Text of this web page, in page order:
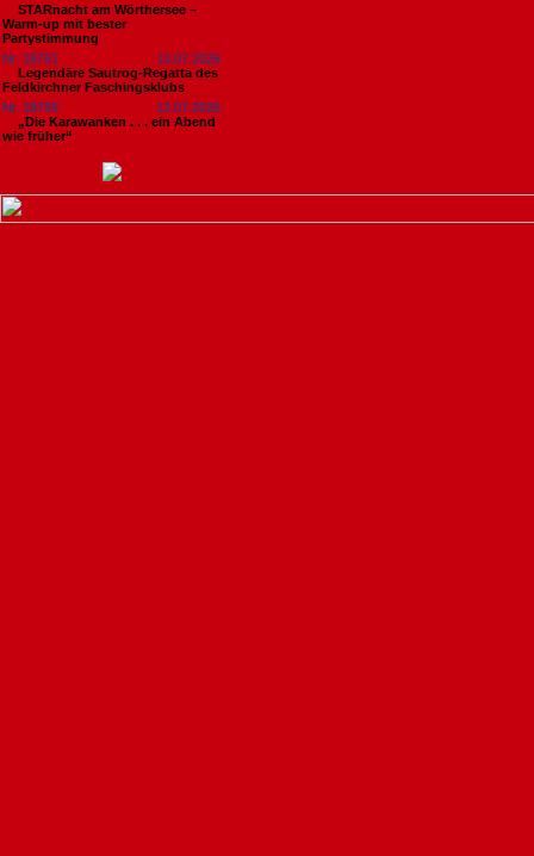
STARnacht am Wörthersee –
Warm-up mit bester
Partystimmung
Nr. 18761
13.07.2026
Legendäre Sautrog-Regatta des
Feldkirchner Faschingsklubs
Nr. 18759
13.07.2026
„Die Karawanken . . . ein Abend
wie früher“